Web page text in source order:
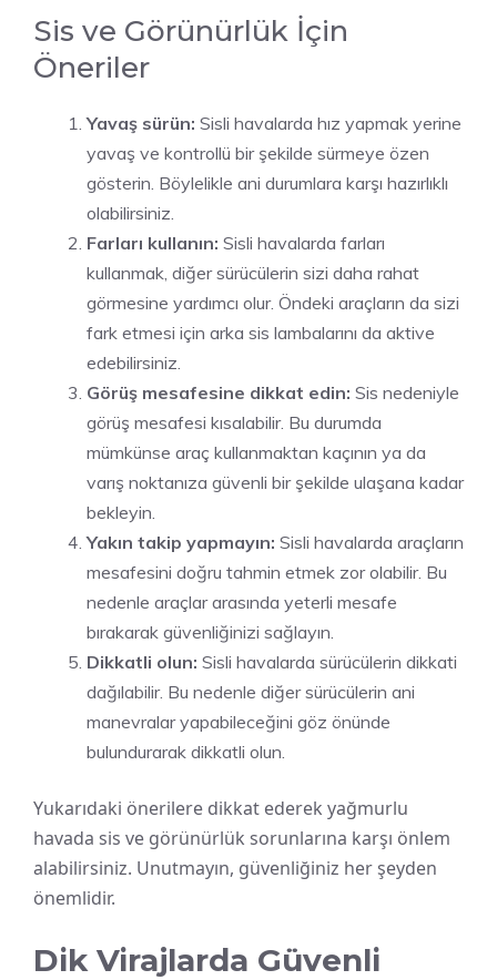
Sis ve Görünürlük İçin
Öneriler
Yavaş sürün: Sisli havalarda hız yapmak yerine
yavaş ve kontrollü bir şekilde sürmeye özen
gösterin. Böylelikle ani durumlara karşı hazırlıklı
olabilirsiniz.
Farları kullanın: Sisli havalarda farları
kullanmak, diğer sürücülerin sizi daha rahat
görmesine yardımcı olur. Öndeki araçların da sizi
fark etmesi için arka sis lambalarını da aktive
edebilirsiniz.
Görüş mesafesine dikkat edin: Sis nedeniyle
görüş mesafesi kısalabilir. Bu durumda
mümkünse araç kullanmaktan kaçının ya da
varış noktanıza güvenli bir şekilde ulaşana kadar
bekleyin.
Yakın takip yapmayın: Sisli havalarda araçların
mesafesini doğru tahmin etmek zor olabilir. Bu
nedenle araçlar arasında yeterli mesafe
bırakarak güvenliğinizi sağlayın.
Dikkatli olun: Sisli havalarda sürücülerin dikkati
dağılabilir. Bu nedenle diğer sürücülerin ani
manevralar yapabileceğini göz önünde
bulundurarak dikkatli olun.
Yukarıdaki önerilere dikkat ederek yağmurlu
havada sis ve görünürlük sorunlarına karşı önlem
alabilirsiniz. Unutmayın, güvenliğiniz her şeyden
önemlidir.
Dik Virajlarda Güvenli